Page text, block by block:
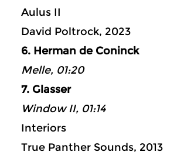
Aulus II
David Poltrock, 2023
6. Herman de Coninck
Melle, 01:20
7. Glasser
Window II, 01:14
Interiors
True Panther Sounds, 2013